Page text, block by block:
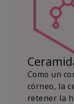
Como un
córneo, la
retener la